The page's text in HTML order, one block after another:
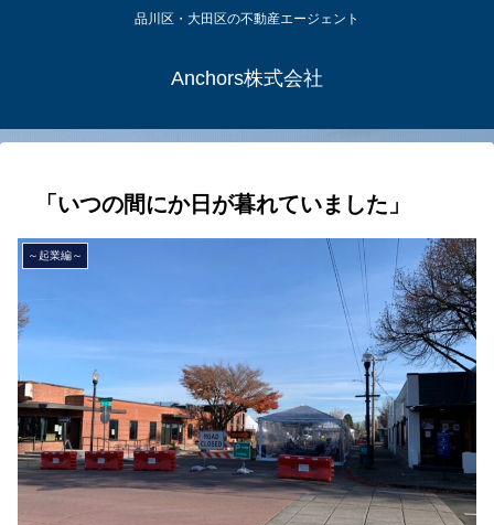
品川区・大田区の不動産エージェント
Anchors株式会社
「いつの間にか日が暮れていました」
～起業編～